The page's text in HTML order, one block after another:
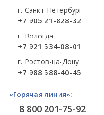
г. Санкт-Петербург
+7 905 21-828-32
г. Вологда
+7 921 534-08-01
г. Ростов-на-Дону
+7 988 588-40-45
«Горячая линия»:
8 800 201-75-92